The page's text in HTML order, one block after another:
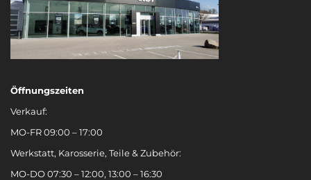
Öffnungszeiten
Verkauf:
MO-FR 09:00 – 17:00
Werkstatt, Karosserie, Teile & Zubehör:
MO-DO 07:30 – 12:00, 13:00 – 16:30